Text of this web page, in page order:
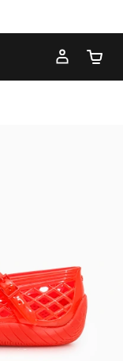
장바